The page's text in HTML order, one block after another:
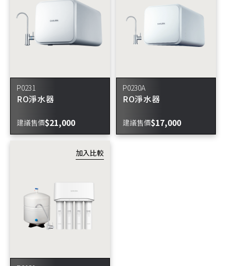
P0231
RO淨水器
建議售價$21,000
P0230A
RO淨水器
建議售價$17,000